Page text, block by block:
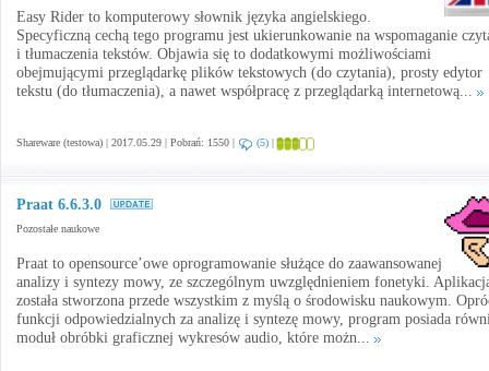
Easy Rider to komputerowy słownik języka angielskiego.
Specyficzną cechą tego programu jest ukierunkowanie na wspomaganie
i tłumaczenia tekstów. Objawia się to dodatkowymi możliwościami
obejmującymi przeglądarkę plików tekstowych (do czytania), prosty edytor
tekstu (do tłumaczenia), a nawet współpracę z przeglądarką internetową...
Shareware (testowa) | 2017.05.29 | Pobrań: 1550 | (5) |
Praat 6.6.3.0
Pozostałe naukowe
Praat to opensource’owe oprogramowanie służące do zaawansowanej
analizy i syntezy mowy, ze szczególnym uwzględnieniem fonetyki.
została stworzona przede wszystkim z myślą o środowisku naukowym.
funkcji odpowiedzialnych za analizę i syntezę mowy, program posiada
moduł obróbki graficznej wykresów audio, które możn...